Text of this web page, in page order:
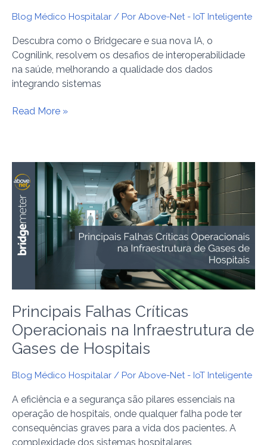
Blog Médico Hospitalar / Por Above-Net - IoT Inteligente
Descubra como o Bridgecare e sua nova IA, o
Cognilink, resolvem os desafios de interoperabilidade
na saúde, melhorando a qualidade dos dados
integrando sistemas
Read More »
Principais Falhas Críticas
Operacionais na Infraestrutura de
Gases de Hospitais
Blog Médico Hospitalar / Por Above-Net - IoT Inteligente
A eficiência e a segurança são pilares essenciais na
operação de hospitais, onde qualquer falha pode ter
consequências graves para a vida dos pacientes. A
complexidade dos sistemas hospitalares,
Principais
Falhas
Críticas
Operacionais
na
Infraestrutura
de